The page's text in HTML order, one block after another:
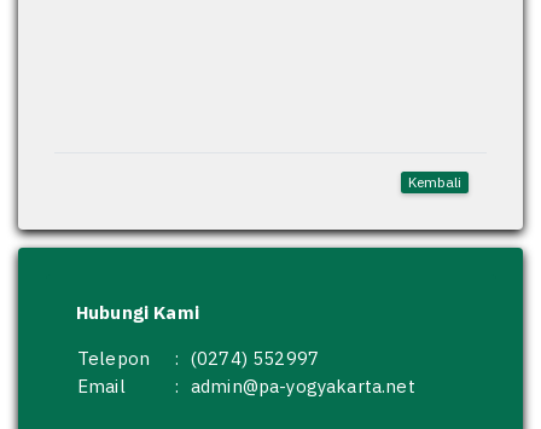
Kembali
Hubungi Kami
Telepon
: (0274) 552997
Email
: admin@pa-yogyakarta.net